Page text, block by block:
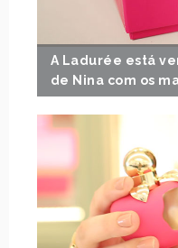
A Ladurée está
de Nina com os